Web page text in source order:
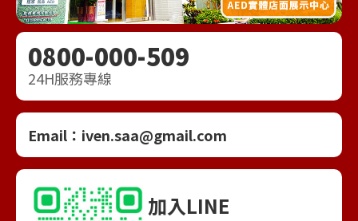
0800-000-509
24H服務專線
Email： iven.saa@gmail.com
加入LINE